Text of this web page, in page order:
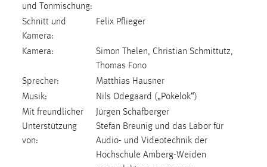
und Tonmischung:
Schnitt und
Kamera:
Felix Pflieger
Kamera:
Simon Thelen, Christian Schmittutz,
Thomas Fono
Sprecher:
Matthias Hausner
Musik:
Nils Odegaard („Pokelok“)
Mit freundlicher
Unterstützung
von:
Jürgen Schafberger
Stefan Breunig und das Labor für
Audio- und Videotechnik der
Hochschule Amberg-Weiden
Cookie Laufzeit:
STATISTIK
Statistik Cookies erfassen Informationen anonym.
Diese Informationen helfen uns zu verstehen, wie
unsere Besucher unsere Website nutzen.